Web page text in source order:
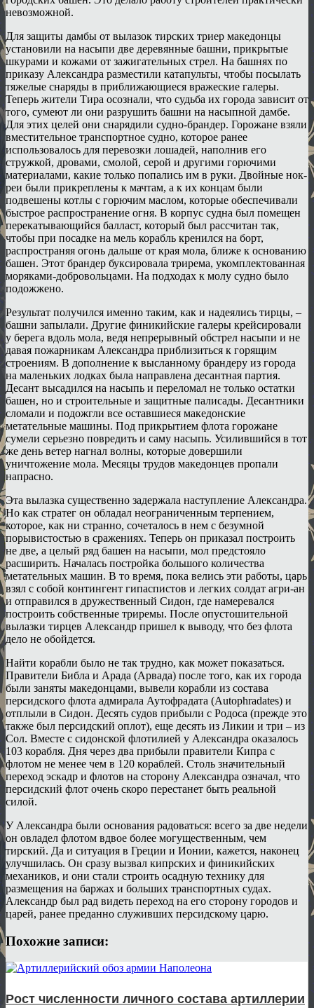
невозможной.
Для защиты дамбы от вылазок тирских триер македонцы
установили на насыпи две деревянные башни, прикрытые
шкурами и кожами от зажигательных стрел. На башнях по
приказу Александра разместили катапульты, чтобы посылать
тяжелые снаряды в приближающиеся вражеские галеры.
Теперь жители Тира осознали, что судьба их города зависит от
того, сумеют ли они разрушить башни на насыпной дамбе.
Для этих целей они снарядили судно-брандер. Горожане взяли
вместительное транспортное судно, которое ранее
использовалось для перевозки лошадей, наполнив его
стружкой, дровами, смолой, серой и другими горючими
материалами, какие только попались им в руки. Двойные нок-
реи были прикреплены к мачтам, а к их концам были
подвешены котлы с горючим маслом, которые обеспечивали
быстрое распространение огня. В корпус судна был помещен
перекатывающийся балласт, который был рассчитан так,
чтобы при посадке на мель корабль кренился на борт,
распространяя огонь дальше от края мола, ближе к основанию
башен. Этот брандер буксировала трирема, укомплектованная
моряками-добровольцами. На подходах к молу судно было
подожжено.
Результат получился именно таким, как и надеялись тирцы, –
башни запылали. Другие финикийские галеры крейсировали
у берега вдоль мола, ведя непрерывный обстрел насыпи и не
давая пожарникам Александра приблизиться к горящим
строениям. В дополнение к высланному брандеру из города
на маленьких лодках была направлена десантная партия.
Десант высадился на насыпь и переломал не только остатки
башен, но и строительные и защитные палисады. Десантники
сломали и подожгли все оставшиеся македонские
метательные машины. Под прикрытием флота горожане
сумели серьезно повредить и саму насыпь. Усилившийся в тот
же день ветер нагнал волны, которые довершили
уничтожение мола. Месяцы трудов македонцев пропали
напрасно.
Эта вылазка существенно задержала наступление Александра.
Но как стратег он обладал неограниченным терпением,
которое, как ни странно, сочеталось в нем с безумной
порывистостью в сражениях. Теперь он приказал построить
не две, а целый ряд башен на насыпи, мол предстояло
расширить. Началась постройка большого количества
метательных машин. В то время, пока велись эти работы, царь
взял с собой контингент гипаспистов и легких солдат агри-ан
и отправился в дружественный Сидон, где намеревался
построить собственные триремы. После опустошительной
вылазки тирцев Александр пришел к выводу, что без флота
дело не обойдется.
Найти корабли было не так трудно, как может показаться.
Правители Библа и Арада (Арвада) после того, как их города
были заняты македонцами, вывели корабли из состава
персидского флота адмирала Аутофрадата (Autophradates) и
отплыли в Сидон. Десять судов прибыли с Родоса (прежде это
также был персидский оплот), еще десять из Ликии и три – из
Сол. Вместе с сидонской флотилией у Александра оказалось
103 корабля. Дня через два прибыли правители Кипра с
флотом не менее чем в 120 кораблей. Столь значительный
переход эскадр и флотов на сторону Александра означал, что
персидский флот очень скоро перестанет быть реальной
силой.
У Александра были основания радоваться: всего за две недели
он овладел флотом вдвое более могущественным, чем
тирский. Да и ситуация в Греции и Ионии, кажется, наконец
улучшилась. Он сразу вызвал кипрских и финикийских
механиков, и они стали строить осадную технику для
размещения на баржах и больших транспортных судах.
Александр был рад видеть переход на его сторону городов и
царей, ранее преданно служивших персидскому царю.
Похожие записи:
Рост численности личного состава артиллерии